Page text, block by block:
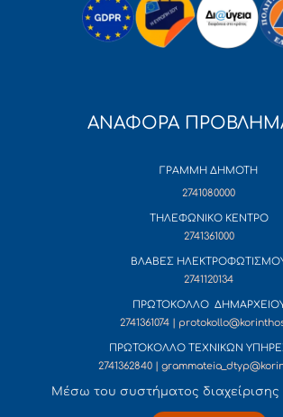
ΑΝΑΦΟΡΑ
ΓΡΑΜΜΗ ΔΗΜΟΤΗ
2741080000
ΤΗΛΕΦΩΝΙΚΟ ΚΕΝΤΡΟ
2741361000
ΒΛΑΒΕΣ
2741120134
ΠΡΩΤΟΚΟΛΛΟ
2741361074 |
ΠΡΩΤΟΚΟΛΛΟ ΤΕΧΝΙΚΩΝ
2741362840 |
Mέσω του συστήματος